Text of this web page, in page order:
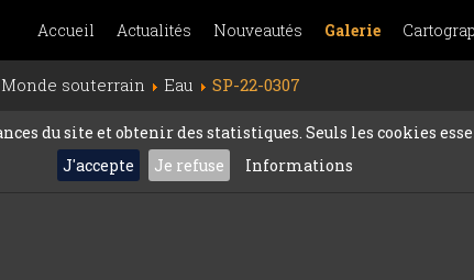
Accueil Actualités Nouveautés Galerie
Monde souterrain Eau SP-22-0307
du site et obtenir des statistiques. Seuls les cookies
J'accepte
Je refuse Informations